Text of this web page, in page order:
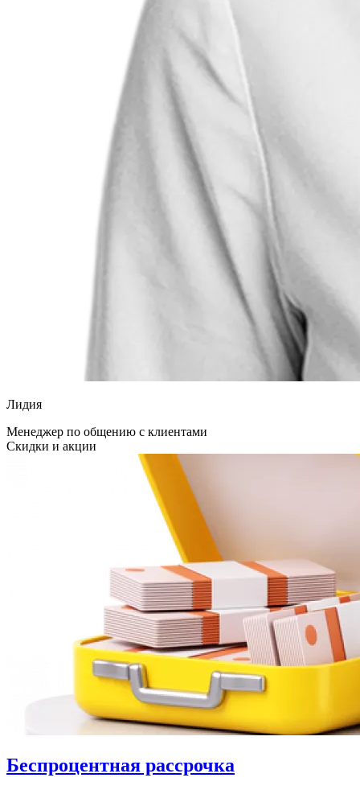
Лидия
Менеджер по общению с клиентами
Скидки и акции
Беспроцентная рассрочка